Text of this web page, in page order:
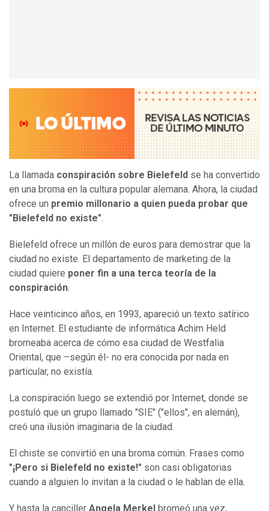
La llamada conspiración sobre Bielefeld se ha convertido
en una broma en la cultura popular alemana. Ahora, la ciudad
ofrece un premio millonario a quien pueda probar que
"Bielefeld no existe".
Bielefeld ofrece un millón de euros para demostrar que la
ciudad no existe. El departamento de marketing de la
ciudad quiere poner fin a una terca teoría de la
conspiración.
Hace veinticinco años, en 1993, apareció un texto satírico
en Internet. El estudiante de informática Achim Held
bromeaba acerca de cómo esa ciudad de Westfalia
Oriental, que –según él- no era conocida por nada en
particular, no existía.
La conspiración luego se extendió por Internet, donde se
postuló que un grupo llamado "SIE" ("ellos", en alemán),
creó una ilusión imaginaria de la ciudad.
El chiste se convirtió en una broma común. Frases como
"¡Pero si Bielefeld no existe!" son casi obligatorias
cuando a alguien lo invitan a la ciudad o le hablan de ella.
Y hasta la canciller Angela Merkel bromeó una vez,